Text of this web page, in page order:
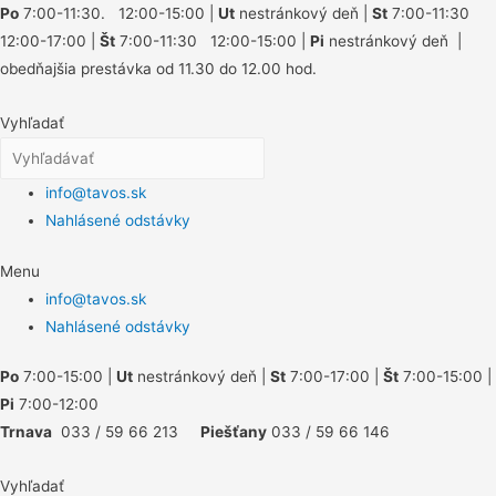
Po 7:00-11:30. 12:00-15:00 | Ut nestránkový deň | St 7:00-11:30
12:00-17:00 | Št 7:00-11:30 12:00-15:00 | Pi nestránkový deň |
obedňajšia prestávka od 11.30 do 12.00 hod.
Vyhľadať
info@tavos.sk
Nahlásené odstávky
Menu
info@tavos.sk
Nahlásené odstávky
Po 7:00-15:00 | Ut nestránkový deň | St 7:00-17:00 | Št 7:00-15:00 |
Pi 7:00-12:00
Trnava 033 / 59 66 213 Piešťany 033 / 59 66 146
Vyhľadať